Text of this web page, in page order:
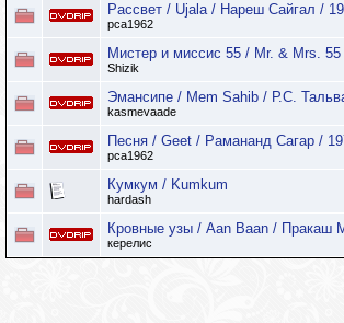
Рассвет / Ujala / Нареш Сайгал /
pca1962
Мистер и миссис 55 / Mr. & Mrs.
Shizik
Эмансипе / Mem Sahib / Р.С.
kasmevaade
Песня / Geet / Рамананд Сагар /
pca1962
Кумкум / Kumkum
hardash
Кровные узы / Aan Baan / Пракаш
керелис